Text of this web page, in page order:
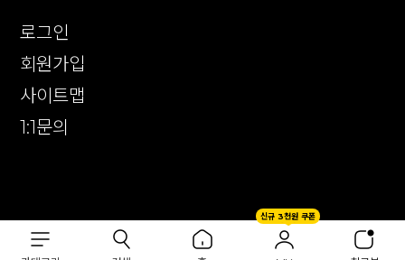
신규 3천원 쿠폰
로그인
회원가입
사이트맵
1:1문의
CUSTOMER CENTER